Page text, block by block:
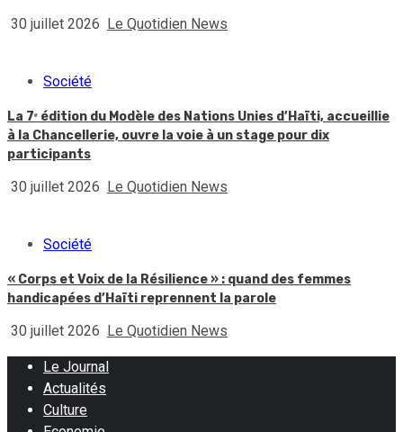
30 juillet 2026 Le Quotidien News
Société
La 7ᵉ édition du Modèle des Nations Unies d’Haïti, accueillie
à la Chancellerie, ouvre la voie à un stage pour dix
participants
30 juillet 2026 Le Quotidien News
Société
« Corps et Voix de la Résilience » : quand des femmes
handicapées d’Haïti reprennent la parole
30 juillet 2026 Le Quotidien News
Le Journal
Actualités
Culture